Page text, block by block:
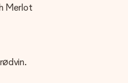
Merlot